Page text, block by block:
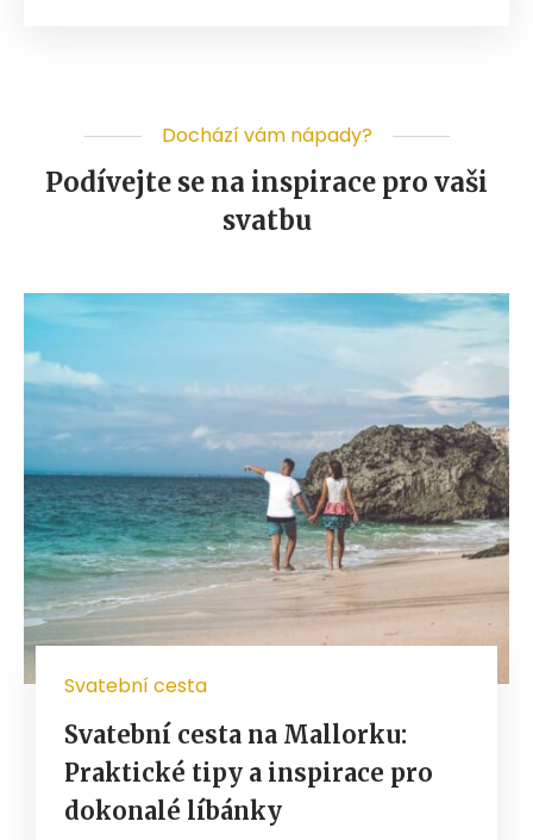
Dochází vám nápady?
Podívejte se na inspirace pro vaši
svatbu
Svatební cesta
Svatební cesta na Mallorku:
Praktické tipy a inspirace pro
dokonalé líbánky